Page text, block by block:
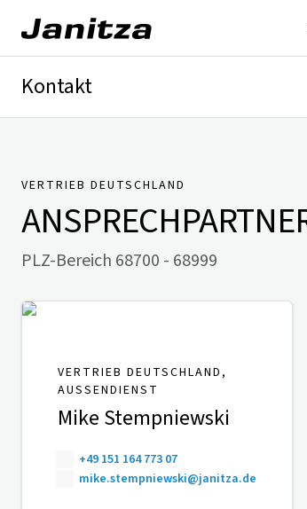
Kontakt
VERTRIEB DEUTSCHLAND
PLZ-Bereich 68700 - 68999
VERTRIEB DEUTSCHLAND,
AUSSENDIENST
Mike Stempniewski
+49 151 164 773 07
mike.stempniewski@janitza.de